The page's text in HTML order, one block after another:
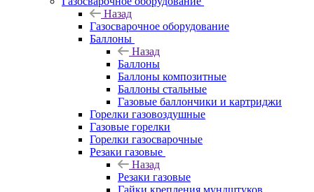
Назад
Газосварочное оборудование
Баллоны
Назад
Баллоны
Баллоны композитные
Баллоны стальные
Газовые баллончики и картриджи
Горелки газовоздушные
Газовые горелки
Горелки газосварочные
Резаки газовые
Назад
Резаки газовые
Гайки крепления мундштуков